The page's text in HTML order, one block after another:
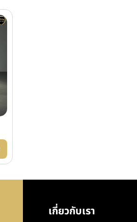
เกี่ยวกับเรา